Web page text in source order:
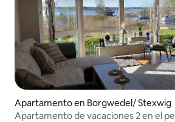
Apartamento en Borgwedel/ Stexwig
Apartamento de vacaciones 2 en el